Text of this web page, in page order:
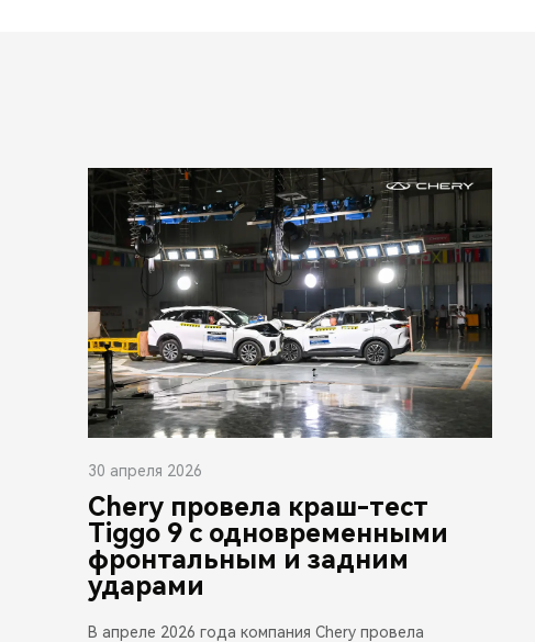
30 апреля 2026
Chery провела краш-тест
Tiggo 9 с одновременными
фронтальным и задним
ударами
В апреле 2026 года компания Chery провела